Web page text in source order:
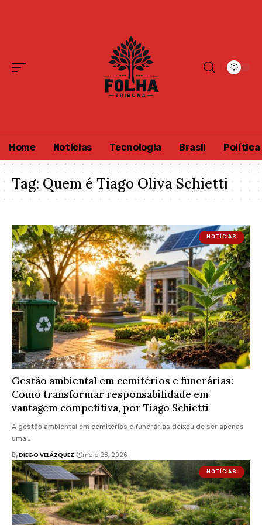
Home Notícias Tecnologia Brasil Política
Tag:Quem é Tiago Oliva Schietti
NOTÍCIAS
Gestão ambiental em cemitérios e funerárias:
Como transformar responsabilidade em
vantagem competitiva, por Tiago Schietti
A gestão ambiental em cemitérios e funerárias deixou de ser apenas
uma…
ByDIEGO VELÁZQUEZ maio 28, 2026
NOTÍCIAS